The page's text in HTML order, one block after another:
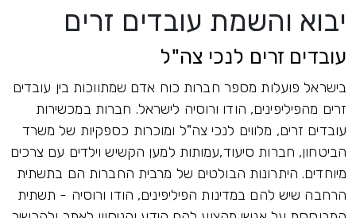
יבוא והשמת עובדים זרים
עובדים זרים לנכי צה"ל
בישראל פועלות מספר חברות כוח אדם שמתווכות בין עובדים
זרים מהפיליפינים, הודו ורוסיה לישראל. חברות במכשירות
עובדים זרים, מלווים לנכי צה"ל ומוכרות כספקיות של משרד
הביטחון, חברות סיעוד,עמותות למען הקשיש וילדים עם צרכים
מיוחדים. היתרונות הבולטים של מרבית החברות הם בתשתית
הרחבה שיש להם במדינות הפיליפינים, הודו ורוסיה - תשתית